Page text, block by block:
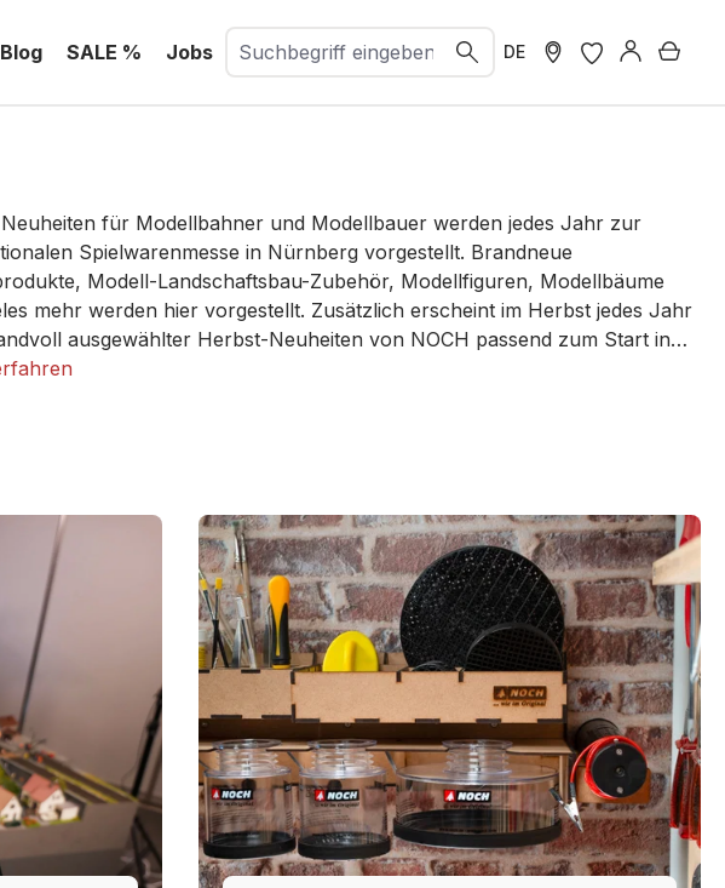
SALE % Jobs DE
für Modellbahner und Modellbauer werden jedes Jahr zur
Spielwarenmesse in Nürnberg vorgestellt. Brandneue
Modell-Landschaftsbau-Zubehör, Modellfiguren, Modellbäume
mehr werden hier vorgestellt. Zusätzlich erscheint im Herbst jedes Jahr
ausgewählter Herbst-Neuheiten von NOCH passend zum Start in